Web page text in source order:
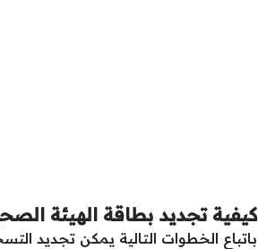
كيفية تجديد بطاقة الهيئة
باتباع الخطوات التالية يمكن تجديد